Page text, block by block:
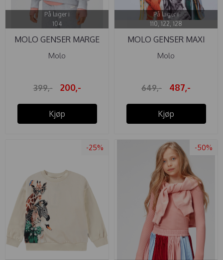
På lager i
104
MOLO GENSER MARGE
LIGHT GREY ...
Molo
399,- 200,-
Kjøp
På lager i
110, 122, 128
MOLO GENSER MAXI
GOING SKIING
Molo
649,- 487,-
Kjøp
-25% -50%